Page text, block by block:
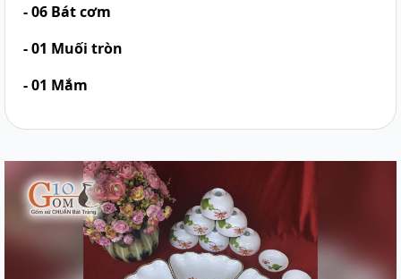
- 06 Bát cơm
- 01 Muối tròn
- 01 Mắm